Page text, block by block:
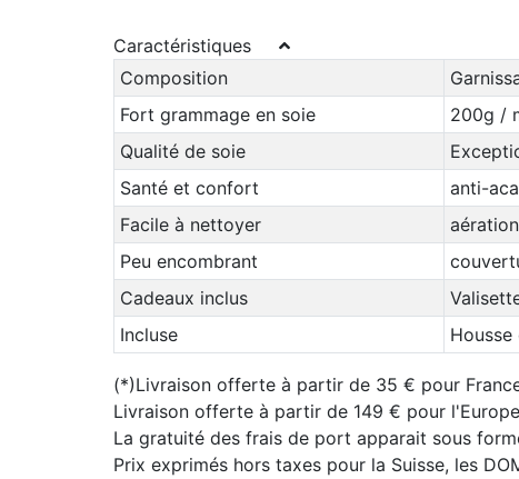
Caractéristiques
Composition
Fort grammage en soie
200g /
Qualité de soie
Santé et confort
anti-
Facile à nettoyer
Peu encombrant
Cadeaux inclus
Incluse
Housse
(*)Livraison offerte à partir de 35 € pour
Livraison offerte à partir de 149 € pour
La gratuité des frais de port apparait sous
Prix exprimés hors taxes pour la Suisse, les